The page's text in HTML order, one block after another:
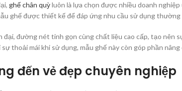
ghế chân quỳluôn là lựa chọn được nhiều doanh
ghế được thiết kế để đáp ứng nhu cầu sử dụng
đại, đường nét tinh gọn cùng chất liệu cao cấp, tạo nên
sự thoải mái khi sử dụng, mẫu ghế này còn góp phần
đến vẻ đẹp chuyên nghiệp